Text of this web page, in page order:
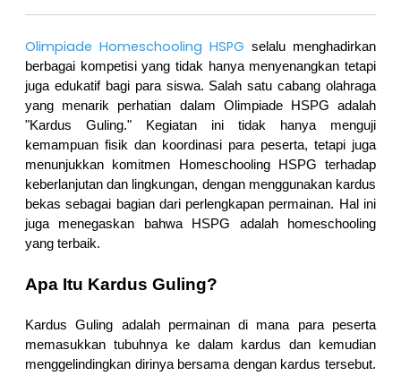
Olimpiade Homeschooling HSPG selalu menghadirkan
berbagai kompetisi yang tidak hanya menyenangkan tetapi
juga edukatif bagi para siswa. Salah satu cabang olahraga
yang menarik perhatian dalam Olimpiade HSPG adalah
"Kardus Guling." Kegiatan ini tidak hanya menguji
kemampuan fisik dan koordinasi para peserta, tetapi juga
menunjukkan komitmen Homeschooling HSPG terhadap
keberlanjutan dan lingkungan, dengan menggunakan kardus
bekas sebagai bagian dari perlengkapan permainan. Hal ini
juga menegaskan bahwa HSPG adalah homeschooling
yang terbaik.
Apa Itu Kardus Guling?
Kardus Guling adalah permainan di mana para peserta
memasukkan tubuhnya ke dalam kardus dan kemudian
menggelindingkan dirinya bersama dengan kardus tersebut.